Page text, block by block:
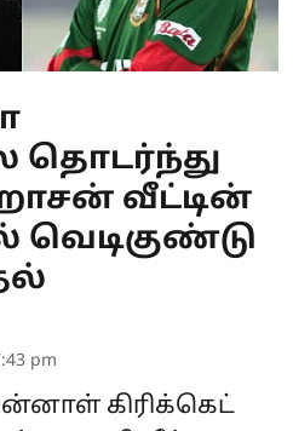
தொடர்ந்து
வீட்டின்
வெடிகுண்டு
pm
கிரிக்கெட்